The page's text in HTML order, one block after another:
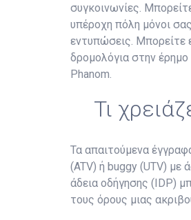
συγκοινωνίες.
υπέροχη πόλη μόνοι
εντυπώσεις. Μπορείτε
δρομολόγια στην
Phanom.
Τι
Τα απαιτούμενα
(ATV) ή buggy (UTV) με
άδεια οδήγησης (IDP)
τους όρους μιας